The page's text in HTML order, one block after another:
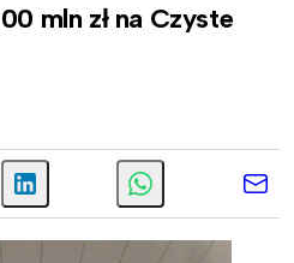
mln zł na Czyste